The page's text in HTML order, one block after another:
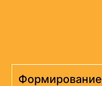
Формирование